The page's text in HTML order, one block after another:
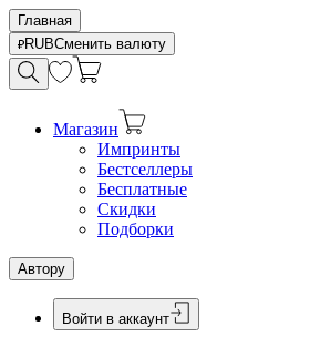
Главная
RUBСменить валюту
Магазин
Импринты
Бестселлеры
Бесплатные
Скидки
Подборки
Автору
Войти в аккаунт